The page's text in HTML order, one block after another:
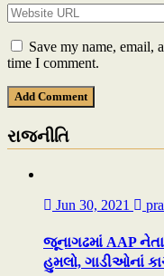
Save my name, email,
time I comment.
રાજનીતિ
Jun 30, 2021
જૂનાગઢમાં AAP
હુમલો, ગાડીઓનાં